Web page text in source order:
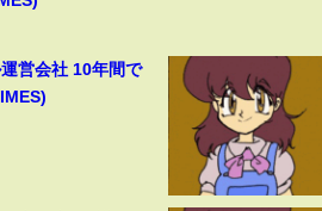
営会社 10年間で